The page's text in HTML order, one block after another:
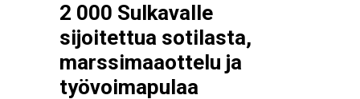
2 000 Sulkavalle
sijoitettua sotilasta,
marssimaaottelu ja
työvoimapulaa